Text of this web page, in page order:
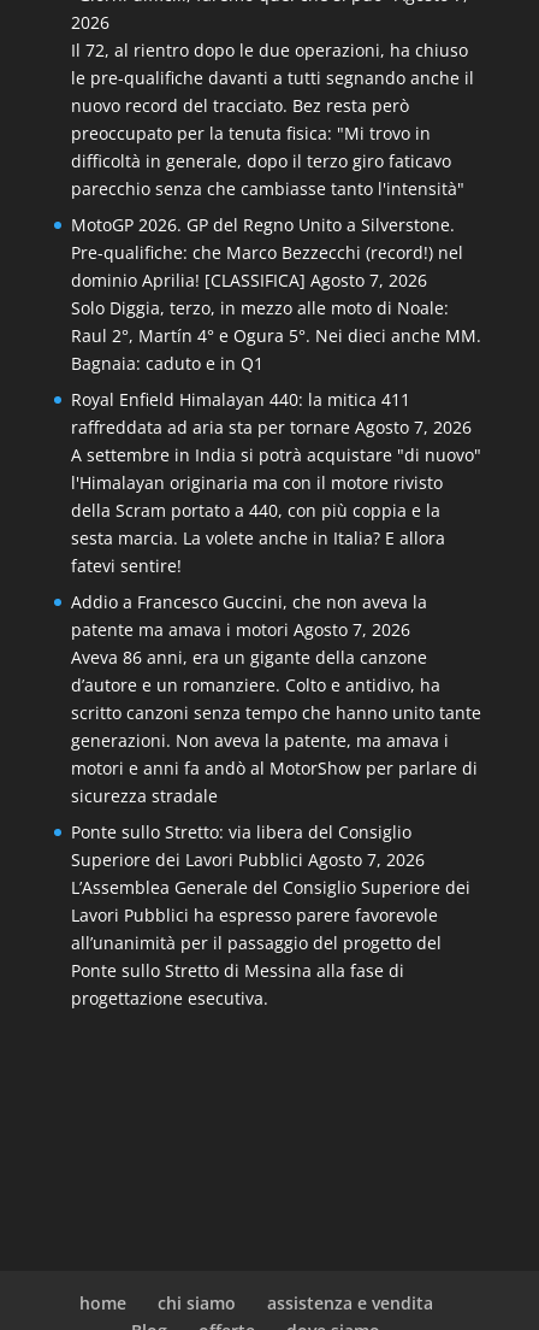
2026
Il 72, al rientro dopo le due operazioni, ha chiuso
le pre-qualifiche davanti a tutti segnando anche il
nuovo record del tracciato. Bez resta però
preoccupato per la tenuta fisica: "Mi trovo in
difficoltà in generale, dopo il terzo giro faticavo
parecchio senza che cambiasse tanto l'intensità"
MotoGP 2026. GP del Regno Unito a Silverstone.
Pre-qualifiche: che Marco Bezzecchi (record!) nel
dominio Aprilia! [CLASSIFICA] Agosto 7, 2026
Solo Diggia, terzo, in mezzo alle moto di Noale:
Raul 2°, Martín 4° e Ogura 5°. Nei dieci anche MM.
Bagnaia: caduto e in Q1
Royal Enfield Himalayan 440: la mitica 411
raffreddata ad aria sta per tornare Agosto 7, 2026
A settembre in India si potrà acquistare "di nuovo"
l'Himalayan originaria ma con il motore rivisto
della Scram portato a 440, con più coppia e la
sesta marcia. La volete anche in Italia? E allora
fatevi sentire!
Addio a Francesco Guccini, che non aveva la
patente ma amava i motori Agosto 7, 2026
Aveva 86 anni, era un gigante della canzone
d’autore e un romanziere. Colto e antidivo, ha
scritto canzoni senza tempo che hanno unito tante
generazioni. Non aveva la patente, ma amava i
motori e anni fa andò al MotorShow per parlare di
sicurezza stradale
Ponte sullo Stretto: via libera del Consiglio
Superiore dei Lavori Pubblici Agosto 7, 2026
L’Assemblea Generale del Consiglio Superiore dei
Lavori Pubblici ha espresso parere favorevole
all’unanimità per il passaggio del progetto del
Ponte sullo Stretto di Messina alla fase di
progettazione esecutiva.
home chi siamo
assistenza e vendita